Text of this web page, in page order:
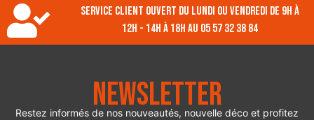
Service client ouvert du lundi ou vendredi de 9h à
12h - 14h à 18h au 05 57 32 38 84
Newsletter
Restez informés de nos nouveautés, nouvelle déco et profitez